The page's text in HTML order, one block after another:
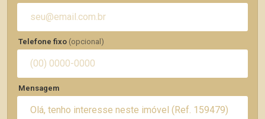
Telefone fixo (opcional)
Mensagem